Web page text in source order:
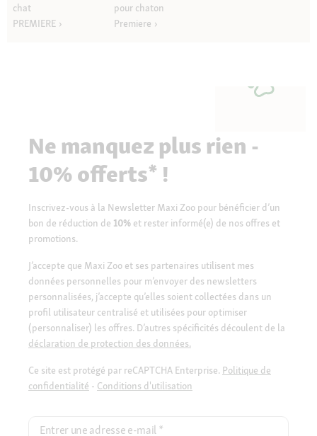
chat
PREMIERE
pour chaton
Premiere
Ne manquez plus rien -
10% offerts* !
Inscrivez-vous à la Newsletter Maxi Zoo pour bénéficier d’un
bon de réduction de 10% et rester informé(e) de nos offres et
promotions.
J’accepte que Maxi Zoo et ses partenaires utilisent mes
données personnelles pour m’envoyer des newsletters
personnalisées, j’accepte qu’elles soient collectées dans un
profil utilisateur centralisé et utilisées pour optimiser
(personnaliser) les offres. D’autres spécificités découlent de la
déclaration de protection des données.
Ce site est protégé par reCAPTCHA Enterprise. Politique de
confidentialité - Conditions d'utilisation
Entrer une adresse e-mail *